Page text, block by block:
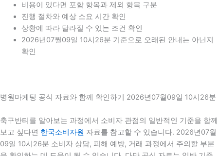
비용이 있다면 포함 항목과 제외 항목 구분
진행 절차와 예상 소요 시간 확인
상황에 따라 달라질 수 있는 조건 확인
2026년07월09일 10시26분 기준으로 오래된 안내는 아닌지
확인
병원마케팅 공식 자료와 함께 확인하기 2026년07월09일 10시26분
축구반티를 알아보는 과정에서 소비자 관점의 일반적인 기준을 함께
보고 싶다면 한국소비자원 자료를 참고할 수 있습니다. 2026년07월
09일 10시26분 소비자 상담, 피해 예방, 거래 과정에서 주의할 부분